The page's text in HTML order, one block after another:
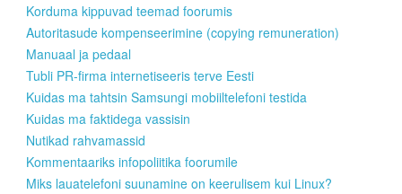
Korduma kippuvad teemad foorumis
Autoritasude kompenseerimine (copying remuneration)
Manuaal ja pedaal
Tubli PR-firma internetiseeris terve Eesti
Kuidas ma tahtsin Samsungi mobiiltelefoni testida
Kuidas ma faktidega vassisin
Nutikad rahvamassid
Kommentaariks infopoliitika foorumile
Miks lauatelefoni suunamine on keerulisem kui Linux?